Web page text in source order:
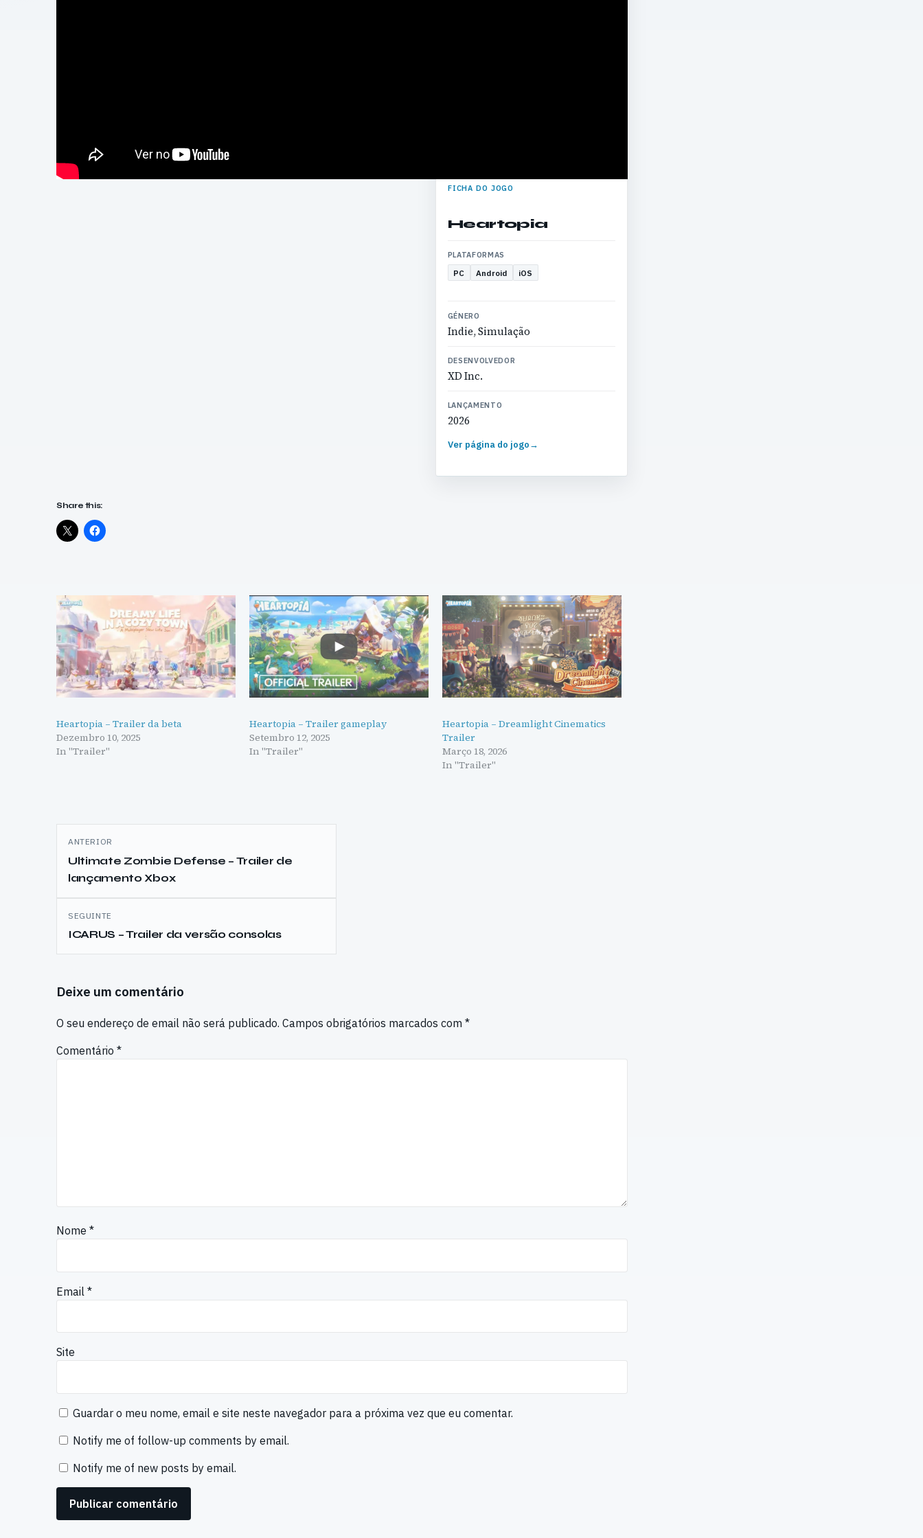
FICHA DO JOGO
Heartopia
PLATAFORMAS
PC Android iOS
GÉNERO
Indie, Simulação
DESENVOLVEDOR
XD Inc.
LANÇAMENTO
2026
Ver página do jogo→
Share this:
Heartopia – Trailer da beta
Dezembro 10, 2025
In "Trailer"
Heartopia – Trailer gameplay
Setembro 12, 2025
In "Trailer"
Heartopia – Dreamlight Cinematics
Trailer
Março 18, 2026
In "Trailer"
Navegação
de
artigos
ANTERIOR
Ultimate Zombie Defense – Trailer de
lançamento Xbox
SEGUINTE
ICARUS – Trailer da versão consolas
Deixe um comentário
O seu endereço de email não será publicado. Campos obrigatórios marcados com *
Comentário *
Nome *
Email *
Site
Guardar o meu nome, email e site neste navegador para a próxima vez que eu comentar.
Notify me of follow-up comments by email.
Notify me of new posts by email.